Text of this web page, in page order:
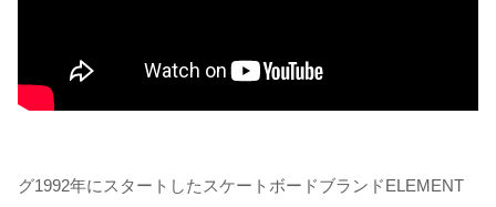
グ1992年にスタートしたスケートボードブランドELEMENT